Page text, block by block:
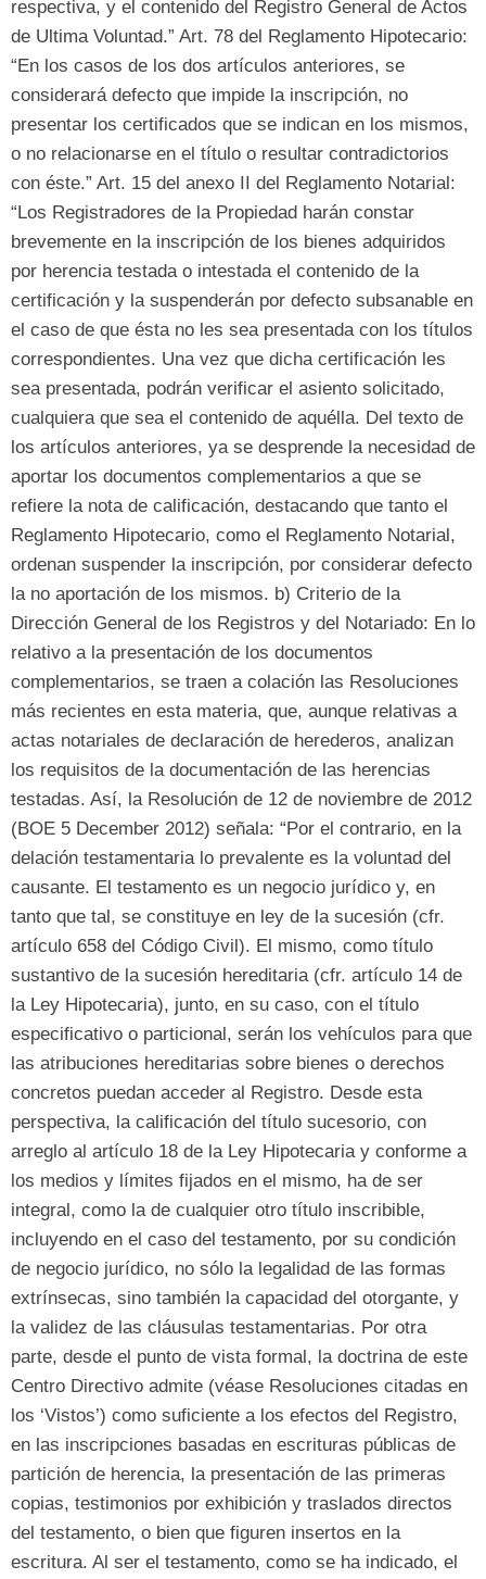
respectiva, y el contenido del Registro General de Actos
de Ultima Voluntad.” Art. 78 del Reglamento Hipotecario:
“En los casos de los dos artículos anteriores, se
considerará defecto que impide la inscripción, no
presentar los certificados que se indican en los mismos,
o no relacionarse en el título o resultar contradictorios
con éste.” Art. 15 del anexo II del Reglamento Notarial:
“Los Registradores de la Propiedad harán constar
brevemente en la inscripción de los bienes adquiridos
por herencia testada o intestada el contenido de la
certificación y la suspenderán por defecto subsanable en
el caso de que ésta no les sea presentada con los títulos
correspondientes. Una vez que dicha certificación les
sea presentada, podrán verificar el asiento solicitado,
cualquiera que sea el contenido de aquélla. Del texto de
los artículos anteriores, ya se desprende la necesidad de
aportar los documentos complementarios a que se
refiere la nota de calificación, destacando que tanto el
Reglamento Hipotecario, como el Reglamento Notarial,
ordenan suspender la inscripción, por considerar defecto
la no aportación de los mismos. b) Criterio de la
Dirección General de los Registros y del Notariado: En lo
relativo a la presentación de los documentos
complementarios, se traen a colación las Resoluciones
más recientes en esta materia, que, aunque relativas a
actas notariales de declaración de herederos, analizan
los requisitos de la documentación de las herencias
testadas. Así, la Resolución de 12 de noviembre de 2012
(BOE 5 December 2012) señala: “Por el contrario, en la
delación testamentaria lo prevalente es la voluntad del
causante. El testamento es un negocio jurídico y, en
tanto que tal, se constituye en ley de la sucesión (cfr.
artículo 658 del Código Civil). El mismo, como título
sustantivo de la sucesión hereditaria(cfr. artículo 14 de
la Ley Hipotecaria), junto, en su caso, con el título
especificativo o particional, serán los vehículos para que
las atribuciones hereditarias sobre bienes o derechos
concretos puedan acceder al Registro. Desde esta
perspectiva, la calificación del título sucesorio, con
arreglo al artículo 18 de la Ley Hipotecaria y conforme a
los medios y límites fijados en el mismo, ha de ser
integral, como la de cualquier otro título inscribible,
incluyendo en el caso del testamento, por su condición
de negocio jurídico, no sólo la legalidad de las formas
extrínsecas, sino también la capacidad del otorgante, y
la validez de las cláusulas testamentarias. Por otra
parte, desde el punto de vista formal, la doctrina de este
Centro Directivo admite (véase Resoluciones citadas en
los ‘Vistos’) como suficiente a los efectos del Registro,
en las inscripciones basadas en escrituras públicas de
partición de herencia, la presentación de las primeras
copias, testimonios por exhibición y traslados directos
del testamento, o bien que figuren insertos en la
escritura. Al ser el testamento, como se ha indicado, el